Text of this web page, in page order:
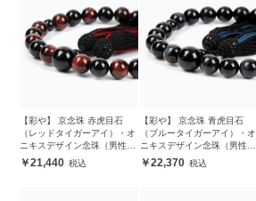
【彩や】 京念珠 赤虎目石
（レッドタイガーアイ）・オ
ニキスデザイン念珠（男性
用）21,440
【彩や】 京念珠 青虎目石
（ブルータイガーアイ）・オ
ニキスデザイン念珠（男性
用）22,370